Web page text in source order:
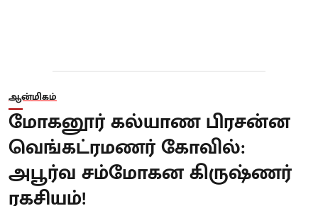
ஆன்மிகம்
மோகனூர் கல்யாண பிரசன்ன
வெங்கட்ரமணர் கோவில்:
அபூர்வ சம்மோகன கிருஷ்ணர்
ரகசியம்!